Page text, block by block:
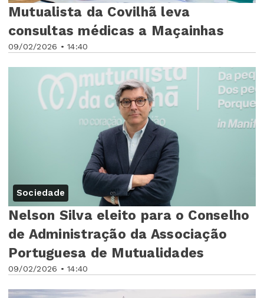
09/02/2026 • 14:40
Mutualista da Covilhã leva
consultas médicas a Maçainhas
Sociedade
09/02/2026 • 14:40
Nelson Silva eleito para o Conselho
de Administração da Associação
Portuguesa de Mutualidades